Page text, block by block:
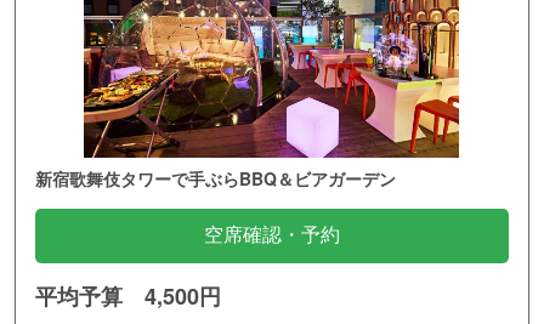
新宿歌舞伎タワーで手ぶらBBQ＆ビアガーデン
空席確認・予約
平均予算 4,500円